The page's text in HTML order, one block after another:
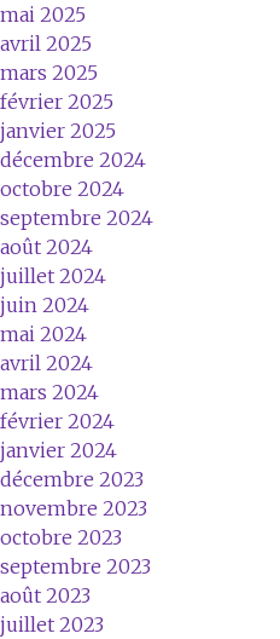
mai 2025
avril 2025
mars 2025
février 2025
janvier 2025
décembre 2024
octobre 2024
septembre 2024
août 2024
juillet 2024
juin 2024
mai 2024
avril 2024
mars 2024
février 2024
janvier 2024
décembre 2023
novembre 2023
octobre 2023
septembre 2023
août 2023
juillet 2023